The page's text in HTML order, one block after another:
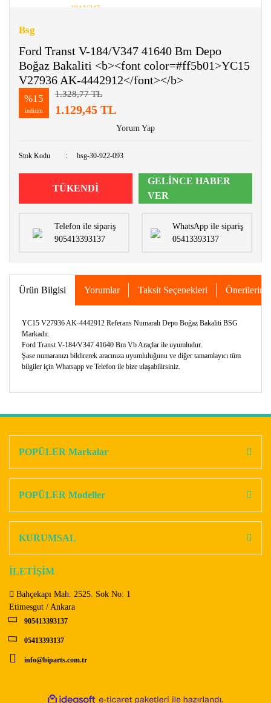
Bsg
Ford Transt V-184/V347 41640 Bm Depo
Boğaz Bakaliti <b><font color=#ff5b01>YC15
V27936 AK-4442912</font></b>
%15
indirim
1.328,77 TL
1.129,45 TL
Yorum Yap
Stok Kodu bsg-30-922-093
TÜKENDİ
GELİNCE HABER
VER
Telefon ile sipariş
905413393137
WhatsApp ile sipariş
05413393137
Ürün Bilgisi Yorumlar Taksit Seçenekleri Önerileriniz
YC15 V27936 AK-4442912 Referans Numaralı Depo Boğaz Bakaliti BSG
Markadır.
Ford Transt V-184/V347 41640 Bm Vb Araçlar ile uyumludur.
Şase numaranızı bildirerek aracınıza uyumluluğunu ve diğer tamamlayıcı tüm
bilgiler için Whatsapp ve Telefon ile bize ulaşabilirsiniz.
Ürün açıklamasında eksik bilgiler bulunuyor.
Bu ürüne benzer farklı alternatifler olmalı.
POPÜLER Markalar
POPÜLER Modeller
KURUMSAL
İLETİŞİM
Bahçekapı Mah. 2525. Sok No: 1
Etimesgut / Ankara
905413393137
05413393137
info@biparts.com.tr
ideasoft e-